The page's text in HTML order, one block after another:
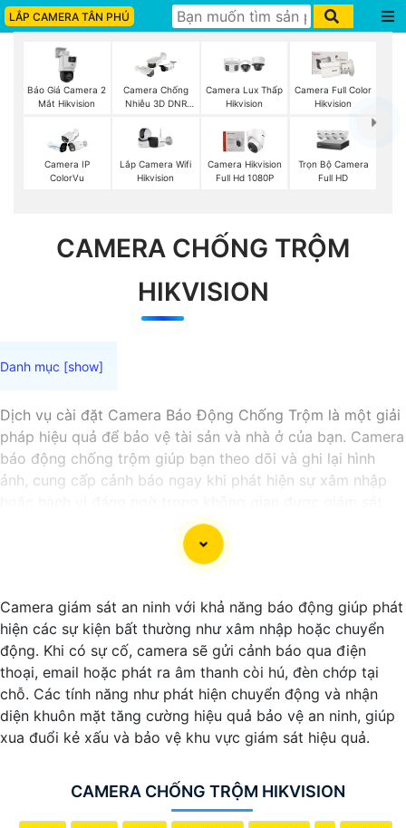
LẮP CAMERA TÂN PHÚ
Báo Giá Camera 2
Mắt Hikvision
Camera Chống
Nhiễu 3D DNR
Camera Lux Thấp
Hikvision
Camera Full Color
Hikvision
Camera IP
ColorVu
Lắp Camera Wifi
Hikvision
Camera Hikvision
Full Hd 1080P
Trọn Bộ Camera
Full HD
CAMERA CHỐNG TRỘM
HIKVISION
Dịch vụ cài đặt Camera Báo Động Chống Trộm là một giải
pháp hiệu quả để bảo vệ tài sản và nhà ở của bạn. Camera
báo động chống trộm giúp bạn theo dõi và ghi lại hình
ảnh, cung cấp cảnh báo ngay khi phát hiện sự xâm nhập
Nếu bạn quan tâm đến việc lắp đặt Camera Báo Động
Chống Trộm, bạn có thể liên hệ với các công ty cung cấp
dịch vụ lắp đặt camera hoặc công ty an ninh chuyên
phẩm camera báo động trên thị trường và tự lắp đặt nếu
bạn muốn.
Nếu bạn cần thêm thông tin hoặc muốn để lại thông tin
liên lạc, Từng công trình có thể giúp bạn tìm kiếm các dịch
vụ liên quan đến lắp đặt Camera Báo Động Chống Trộm.
Camera giám sát an ninh với khả năng báo động giúp phát
hiện các sự kiện bất thường như xâm nhập hoặc chuyển
động. Khi có sự cố, camera sẽ gửi cảnh báo qua điện
thoại, email hoặc phát ra âm thanh còi hú, đèn chớp tại
chỗ. Các tính năng như phát hiện chuyển động và nhận
diện khuôn mặt tăng cường hiệu quả bảo vệ an ninh, giúp
xua đuổi kẻ xấu và bảo vệ khu vực giám sát hiệu quả.
CAMERA CHỐNG TRỘM HIKVISION